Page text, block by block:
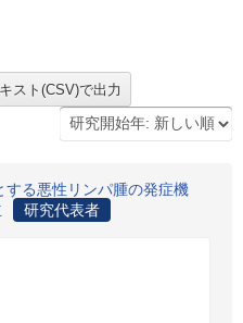
る悪性リンパ腫の発症機
研究代表者